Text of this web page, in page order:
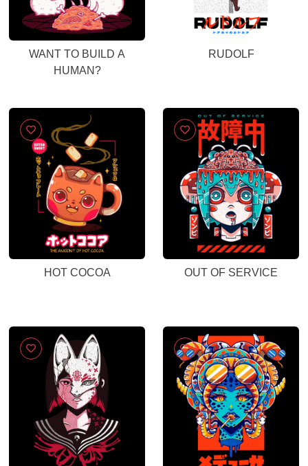
WANT TO BUILD A
HUMAN?
RUDOLF
HOT COCOA OUT OF SERVICE